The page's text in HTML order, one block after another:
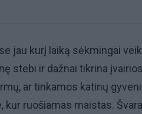
jau kurį laiką sėkmingai
stebi ir dažnai tikrina
ar tinkamos katinų
kur ruošiamas maistas.